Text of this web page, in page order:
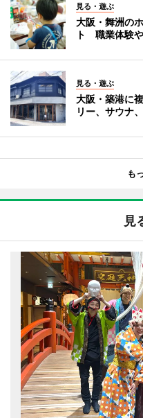
見る・遊ぶ
大阪・舞洲の
ト 職業体験
見る・遊ぶ
大阪・築港に
リー、サウナ
も
見